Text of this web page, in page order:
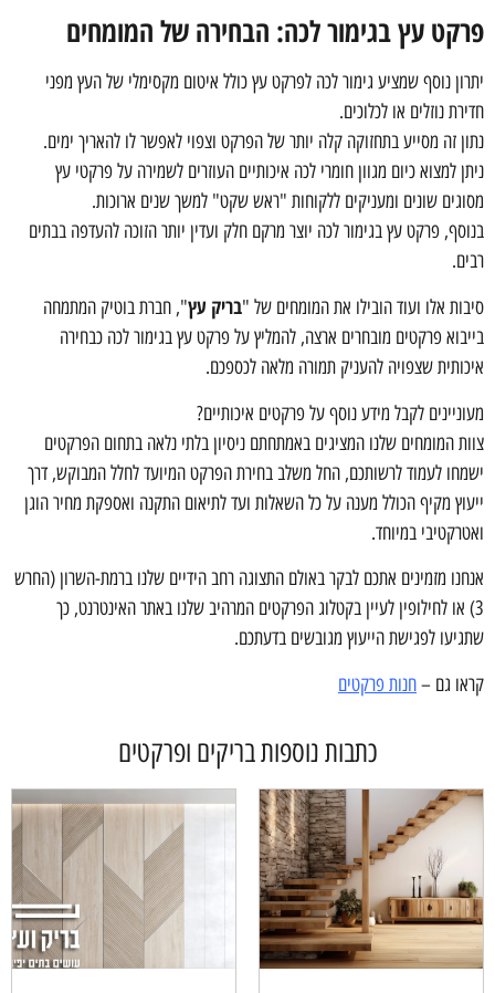
פרקט עץ בגימור לכה: הבחירה של המומחים
יתרון נוסף שמציע גימור לכה לפרקט עץ כולל איטום מקסימלי של העץ מפני
חדירת נוזלים או לכלוכים.
נתון זה מסייע בתחזוקה קלה יותר של הפרקט וצפוי לאפשר לו להאריך ימים.
ניתן למצוא כיום מגוון חומרי לכה איכותיים העוזרים לשמירה על פרקטי עץ
מסוגים שונים ומעניקים ללקוחות "ראש שקט" למשך שנים ארוכות.
בנוסף, פרקט עץ בגימור לכה יוצר מרקם חלק ועדין יותר הזוכה להעדפה בבתים
רבים.
סיבות אלו ועוד הובילו את המומחים של "בריק עץ", חברת בוטיק המתמחה
בייבוא פרקטים מובחרים ארצה, להמליץ על פרקט עץ בגימור לכה כבחירה
איכותית שצפויה להעניק תמורה מלאה לכספכם.
מעוניינים לקבל מידע נוסף על פרקטים איכותיים?
צוות המומחים שלנו המציגים באמתחתם ניסיון בלתי נלאה בתחום הפרקטים
ישמחו לעמוד לרשותכם, החל משלב בחירת הפרקט המיועד לחלל המבוקש, דרך
ייעוץ מקיף הכולל מענה על כל השאלות ועד לתיאום התקנה ואספקת מחיר הוגן
ואטרקטיבי במיוחד.
אנחנו מזמינים אתכם לבקר באולם התצוגה רחב הידיים שלנו ברמת-השרון (החרש
3) או לחילופין לעיין בקטלוג הפרקטים המרהיב שלנו באתר האינטרנט, כך
שתגיעו לפגישת הייעוץ מגובשים בדעתכם.
קראו גם –חנות פרקטים
כתבות נוספות בריקים ופרקטים